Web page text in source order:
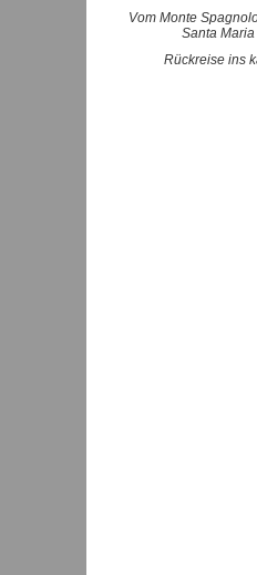
Vom Monte
Santa
Rückreise ins